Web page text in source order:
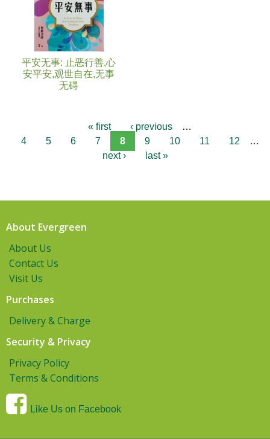
平安无事: 止恶行善,心
安平安,观世自在,无事
无碍
« first ‹ previous
…
4
5 6 7 8 9 10 11 12
…
next ›
last »
About Evergreen
About Us
Contact Us
Visit Us
Purchases
Delivery & Charge
Security & Privacy
Privacy Policy
Terms & Conditions
Like Us on Facebook